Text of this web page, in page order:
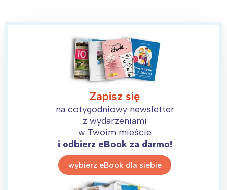
Zapisz się
na cotygodniowy newsletter
z wydarzeniami
w Twoim mieście
i odbierz eBook za darmo!
wybierz eBook dla siebie